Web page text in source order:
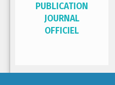
PUBLICATION
JOURNAL
OFFICIEL